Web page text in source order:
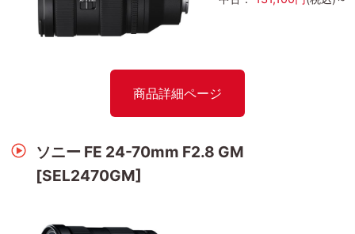
商品詳細ページ
ソニー FE 24-70mm F2.8 GM
[SEL2470GM]